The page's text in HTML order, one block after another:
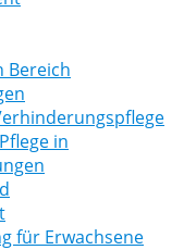
Bereich
in
für Erwachsene